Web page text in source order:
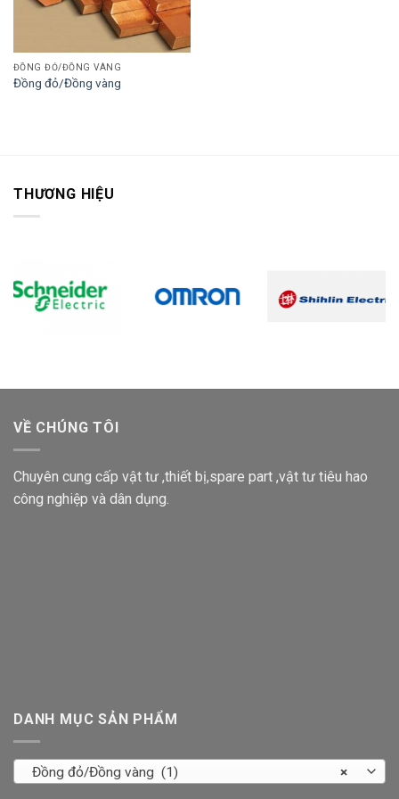
ĐỒNG ĐỎ/ĐỒNG VÀNG
Đồng đỏ/Đồng vàng
THƯƠNG HIỆU
VỀ CHÚNG TÔI
Chuyên cung cấp vật tư ,thiết bị,spare part ,vật tư tiêu hao
công nghiệp và dân dụng.
DANH MỤC SẢN PHẨM
×
Đồng đỏ/Đồng vàng (1)